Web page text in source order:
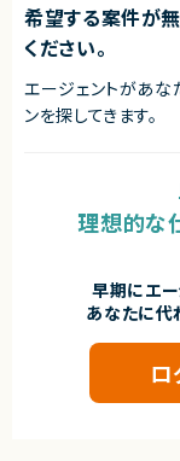
希望する案件が無
ください。
エージェントがあな
ンを探してきます。
理想的な
早期にエー
あなたに代
ロ